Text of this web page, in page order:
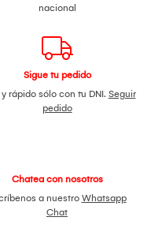
nacional
Sigue tu pedido
y rápido sólo con tu DNI. Seguir
pedido
Chatea con nosotros
a nuestro Whatsapp
Chat